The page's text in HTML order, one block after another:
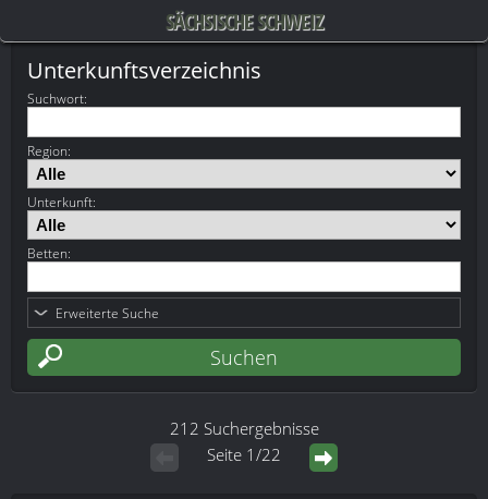
SÄCHSISCHE SCHWEIZ
Unterkunftsverzeichnis
Suchwort:
Region:
Unterkunft:
Betten:
Erweiterte Suche
212 Suchergebnisse
Seite 1/22